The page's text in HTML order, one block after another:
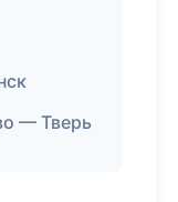
— Тверь